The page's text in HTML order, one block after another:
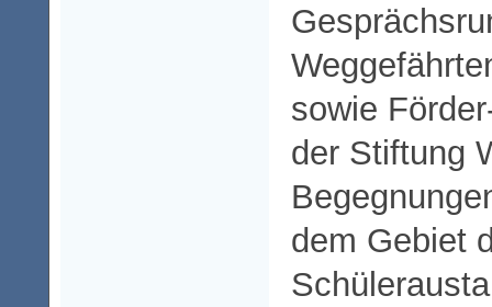
sowie
der Stiftung
dem Gebiet